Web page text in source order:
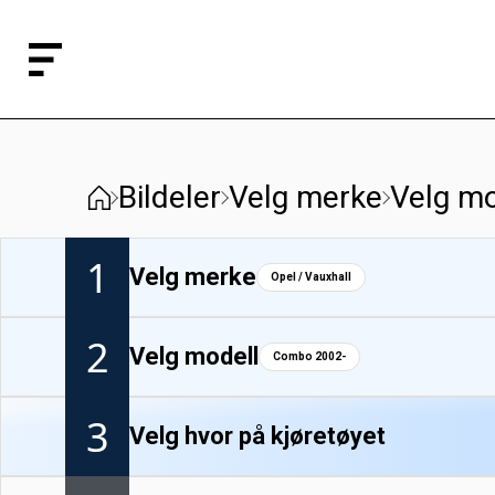
Bildeler Velg merke Velg
1 Velg merke Opel / Vauxhall
2 Velg modell Combo 2002-
3 Velg hvor på kjøretøyet